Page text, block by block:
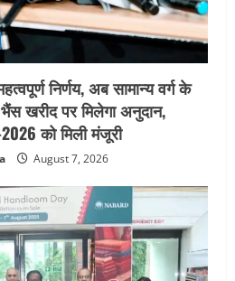
निर्णय, अब सामान्य वर्ग के
खरीद पर मिलेगा अनुदान,
को मिली मंजूरी
August 7, 2026